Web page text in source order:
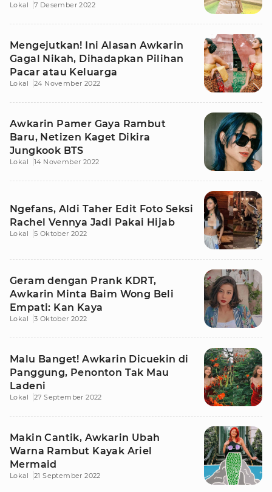
Lokal 7 Desember 2022
Mengejutkan! Ini Alasan Awkarin
Gagal Nikah, Dihadapkan Pilihan
Pacar atau Keluarga
Lokal 24 November 2022
Awkarin Pamer Gaya Rambut
Baru, Netizen Kaget Dikira
Jungkook BTS
Lokal 14 November 2022
Ngefans, Aldi Taher Edit Foto Seksi
Rachel Vennya Jadi Pakai Hijab
Lokal 5 Oktober 2022
Geram dengan Prank KDRT,
Awkarin Minta Baim Wong Beli
Empati: Kan Kaya
Lokal 3 Oktober 2022
Malu Banget! Awkarin Dicuekin di
Panggung, Penonton Tak Mau
Ladeni
Lokal 27 September 2022
Makin Cantik, Awkarin Ubah
Warna Rambut Kayak Ariel
Mermaid
Lokal 21 September 2022